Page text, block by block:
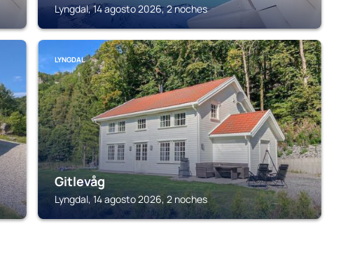
Lyngdal, 14 agosto 2026, 2 noches
LYNGDAL
Gitlevåg
Lyngdal, 14 agosto 2026, 2 noches